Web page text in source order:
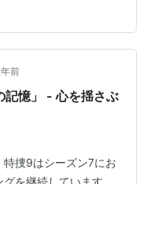
した家族だったとい
たら、犯人は家族の
電話した通報者だっ
気付いてなかった
を話す必要はなかっ
たんじゃない？ …
前
憶」 - 心を揺さぶ